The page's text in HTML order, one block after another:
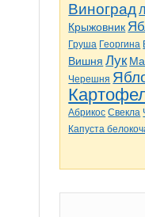
Виноград
Крыжовник
Груша Георгина
Вишня Лук
Черешня
Абрикос Свекла
Капуста